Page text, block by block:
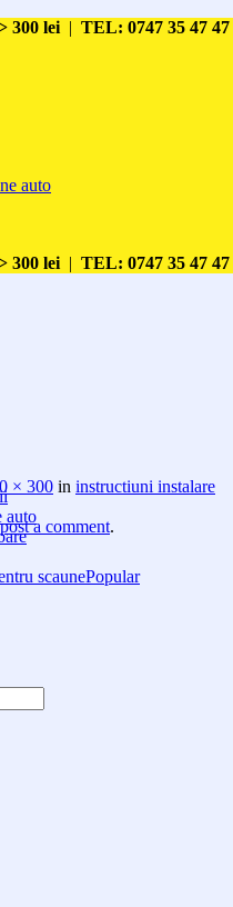
300 lei | TEL: 0747 35 47 47
auto
300 lei | TEL: 0747 35 47 47
auto
scaune
× 300 in instructiuni instalare
post a comment.